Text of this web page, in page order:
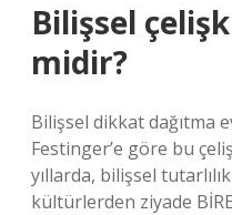
Bilişsel
midir?
Bilişsel dikkat dağıtma
Festinger’e göre bu
yıllarda, bilişsel
kültürlerden ziyade